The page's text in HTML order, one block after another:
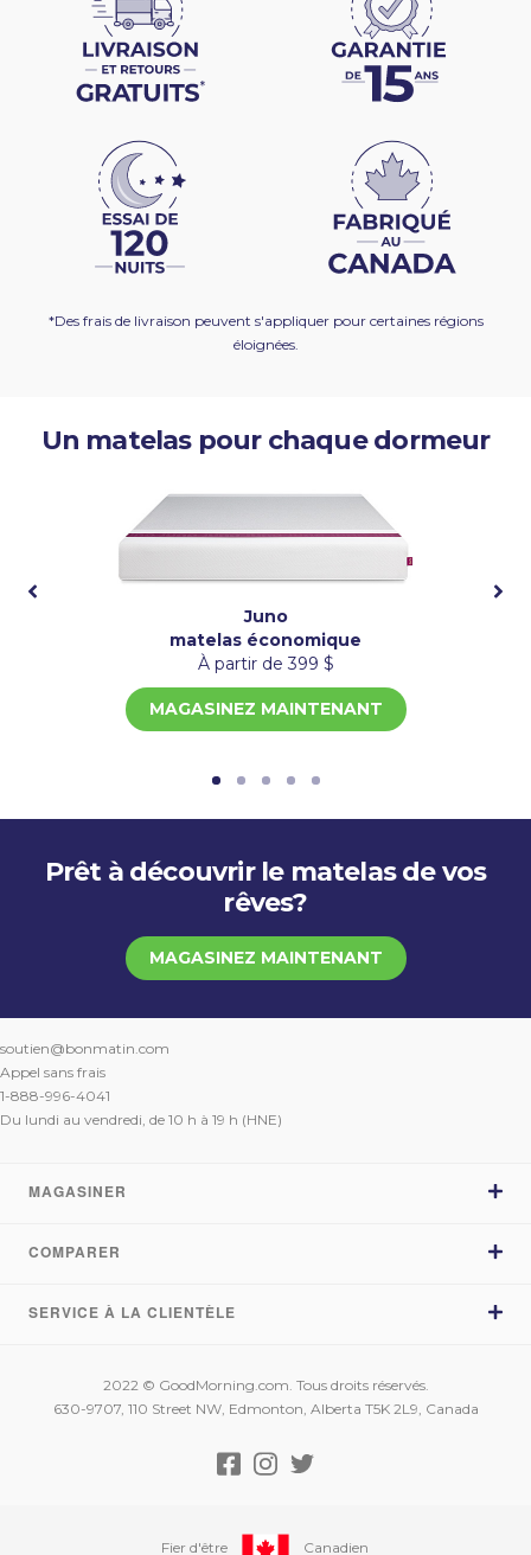
*Des frais de livraison peuvent s'appliquer pour certaines régions
éloignées.
Un matelas pour chaque dormeur
Juno
matelas économique
À partir de 399 $
MAGASINEZ MAINTENANT
Prêt à découvrir le matelas de vos
rêves?
MAGASINEZ MAINTENANT
soutien@bonmatin.com
Appel sans frais
1-888-996-4041
Du lundi au vendredi, de 10 h à 19 h (HNE)
MAGASINER
Magasiner les matelas
Commentaires
Fabriqué au Canada
COMPARER
Sleep Country vs BonMatin.com
La Baie vs BonMatin.com
Léon vs BonMatin.com
SERVICE À LA CLIENTÈLE
Mon compte
Suivi de ma commande
Promesse de prix
2022 © GoodMorning.com. Tous droits réservés.
630-9707, 110 Street NW, Edmonton, Alberta T5K 2L9, Canada
Fier d'être Canadien